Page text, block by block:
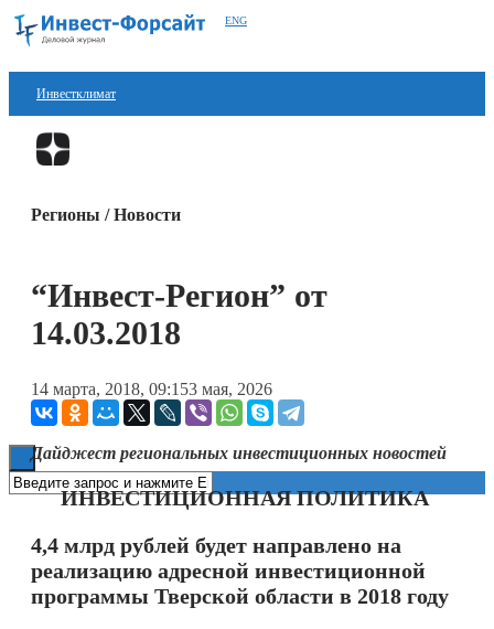
ENG
Инвестклимат
Финансы
Книги
Регионы / Новости
“Инвест-Регион” от
14.03.2018
14 марта, 2018, 09:153 мая, 2026
Дайджест региональных инвестиционных новостей
ИНВЕСТИЦИОННАЯ ПОЛИТИКА
4,4 млрд рублей будет направлено на
реализацию адресной инвестиционной
программы Тверской области в 2018 году